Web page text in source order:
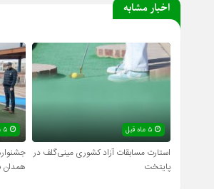
اخبار مشابه
استارت مسابقات آزاد کشوری مینی‌گلف در
پایتخت
۵ ماه قبل
همدان